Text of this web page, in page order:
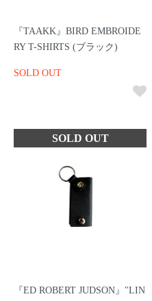
『TAAKK』BIRD EMBROIDE
RY T-SHIRTS (ブラック)
SOLD OUT
『ED ROBERT JUDSON』"LIN